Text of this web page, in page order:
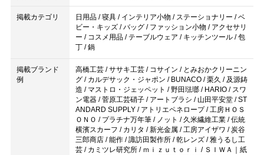
掲載カテゴリ
日用品 / 寝具 / インテリア小物 / ステーショナリー / ベ
ビー・キッズ / バッグ / ファッション小物 / アクセサリ
ー / コスメ用品 / テーブルウェア / キッチンツール / 包
丁 / 鍋
掲載ブランド
例
高橋工芸 / ササキ工芸 / コサイン / とみおかクリーニン
グ / カルデサック・ジャポン / BUNACO / 栗久 / 及源鋳
造 / マストロ・ジェッペット / 野田琺瑯 / HARIO / スワ
ン電器 / 菅原工芸硝子 / アートブラシ / 山田平安堂 / ST
ANDARD SUPPLY / アトリエペネロープ / 工房ＨＯＳ
ＯＮＯ / プラチナ万年筆 / ノット / 久米繊維工業 / 伝統
横濱スカーフ / カリタ / 新光金属 / 工房アイザワ / 炭谷
三郎商店 / 能作 / 諏訪田製作所 / 乾レンズ / 雅うるし工
芸 / カミツレ研究所 / ｍｉｚｕｔｏｒｉ / ＳＩＷＡ｜紙